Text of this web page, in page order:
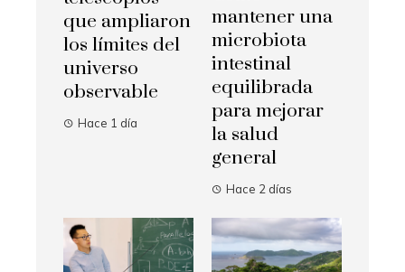
que ampliaron
los límites del
universo
observable
Hace 1 día
mantener una
microbiota
intestinal
equilibrada
para mejorar
la salud
general
Hace 2 días